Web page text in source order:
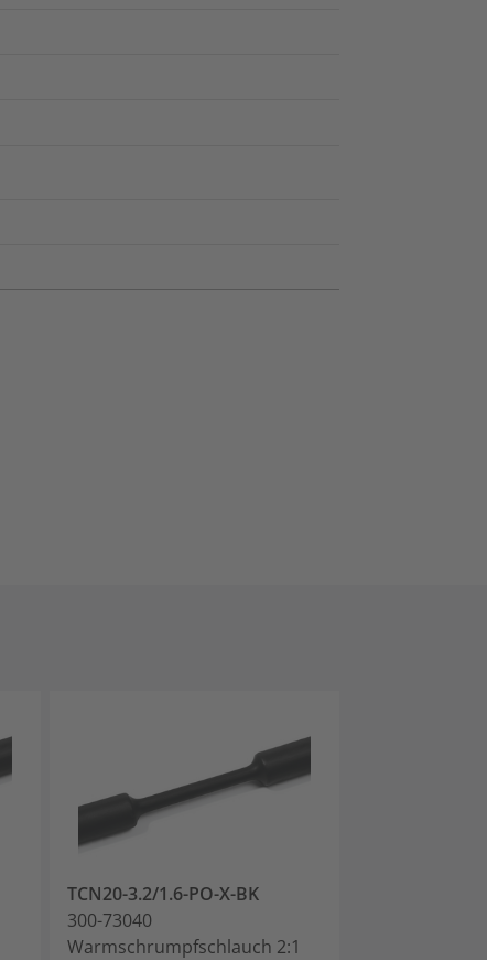
TCN20-3.2/1.6-PO-X-BK
300-73040
Warmschrumpfschlauch 2:1